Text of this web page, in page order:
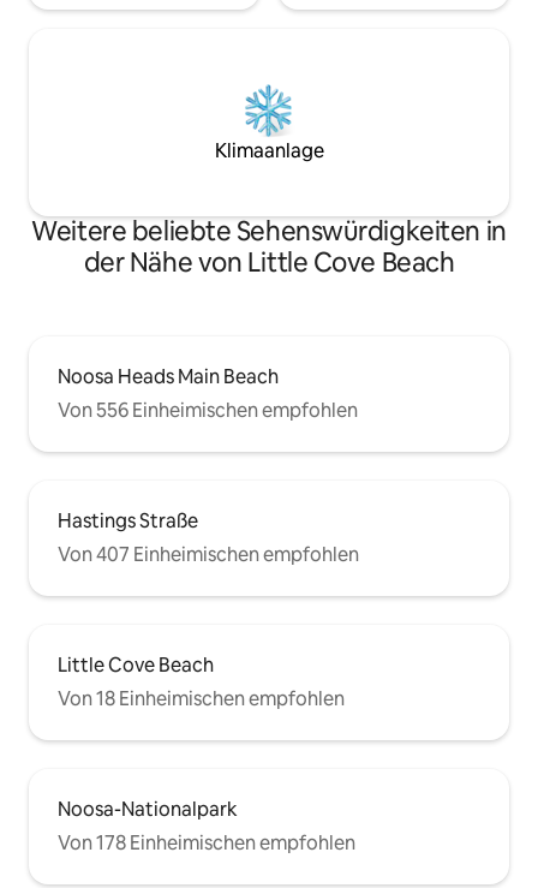
Klimaanlage
Weitere beliebte Sehenswürdigkeiten in
der Nähe von Little Cove Beach
Noosa Heads Main Beach
Von 556 Einheimischen empfohlen
Hastings Straße
Von 407 Einheimischen empfohlen
Little Cove Beach
Von 18 Einheimischen empfohlen
Noosa-Nationalpark
Von 178 Einheimischen empfohlen